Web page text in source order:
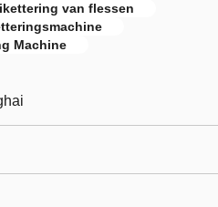
van flessen
Machine